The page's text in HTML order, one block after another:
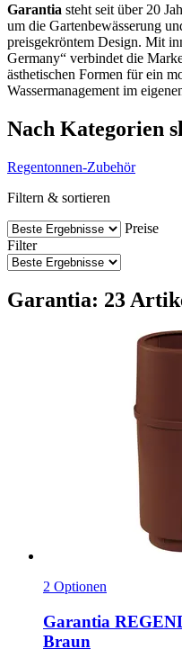
Garantia steht seit über 20
um die Gartenbewässerung
preisgekröntem Design. Mit
Germany“ verbindet die
ästhetischen Formen für ein
Wassermanagement im
Nach Kategorien
Regentonnen-Zubehör
Filtern & sortieren
Preise
Filter
Garantia: 23
2 Optionen
Garantia
Braun